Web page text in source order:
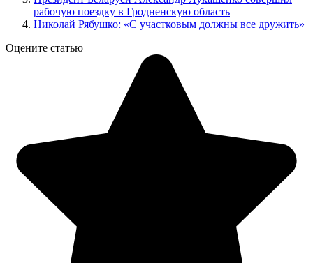
рабочую поездку в Гродненскую область
Николай Рябушко: «С участковым должны все дружить»
Оцените статью